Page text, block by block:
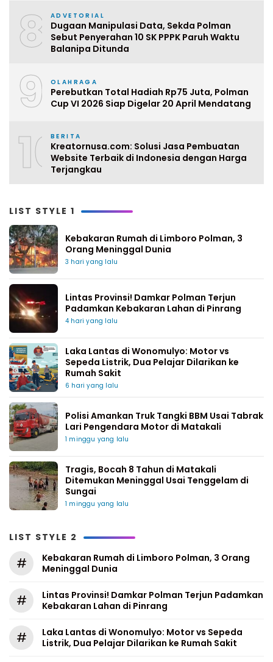
8 ADVETORIAL
Dugaan Manipulasi Data, Sekda Polman
Sebut Penyerahan 10 SK PPPK Paruh Waktu
Balanipa Ditunda
9 OLAHRAGA
Perebutkan Total Hadiah Rp75 Juta, Polman
Cup VI 2026 Siap Digelar 20 April Mendatang
10BERITA
Kreatornusa.com: Solusi Jasa Pembuatan
Website Terbaik di Indonesia dengan Harga
Terjangkau
LIST STYLE 1
Kebakaran Rumah di Limboro Polman, 3
Orang Meninggal Dunia
3 hari yang lalu
Lintas Provinsi! Damkar Polman Terjun
Padamkan Kebakaran Lahan di Pinrang
4 hari yang lalu
Laka Lantas di Wonomulyo: Motor vs
Sepeda Listrik, Dua Pelajar Dilarikan ke
Rumah Sakit
6 hari yang lalu
Polisi Amankan Truk Tangki BBM Usai Tabrak
Lari Pengendara Motor di Matakali
1 minggu yang lalu
Tragis, Bocah 8 Tahun di Matakali
Ditemukan Meninggal Usai Tenggelam di
Sungai
1 minggu yang lalu
LIST STYLE 2
#
Kebakaran Rumah di Limboro Polman, 3 Orang
Meninggal Dunia
#
Lintas Provinsi! Damkar Polman Terjun Padamkan
Kebakaran Lahan di Pinrang
#
Laka Lantas di Wonomulyo: Motor vs Sepeda
Listrik, Dua Pelajar Dilarikan ke Rumah Sakit